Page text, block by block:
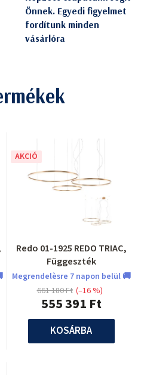
Önnek. Egyedi figyelmet
fordítunk minden
vásárlóra
AKCIÓ
Redo 01-1925 REDO TRIAC,
Függeszték
Megrendelèsre 7 napon belül 🚚
555 391 Ft
661 180 Ft (–16 %)
KOSÁRBA